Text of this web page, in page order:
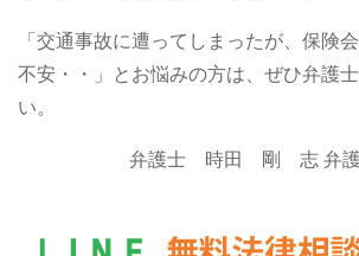
「交通事故に遭ってしまったが、保険
不安・・」とお悩みの方は、ぜひ弁護
い。
弁護士 時田 剛 志 弁